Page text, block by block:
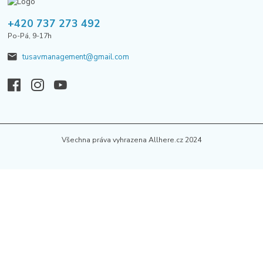
+420 737 273 492
Po-Pá, 9-17h
tusavmanagement@gmail.com
Všechna práva vyhrazena Allhere.cz 2024